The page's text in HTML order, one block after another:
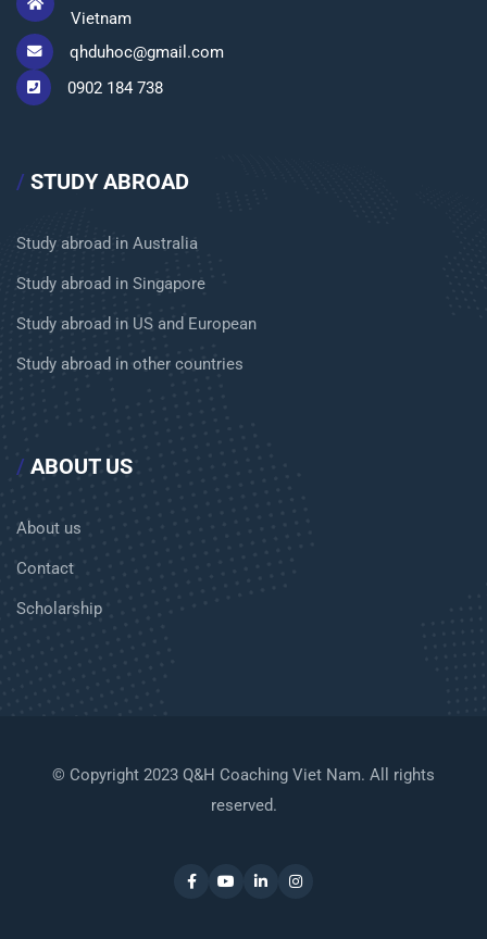
Vietnam
qhduhoc@gmail.com
0902 184 738
/ STUDY ABROAD
Study abroad in Australia
Study abroad in Singapore
Study abroad in US and European
Study abroad in other countries
/ ABOUT US
About us
Contact
Scholarship
© Copyright 2023 Q&H Coaching Viet Nam. All rights
reserved.